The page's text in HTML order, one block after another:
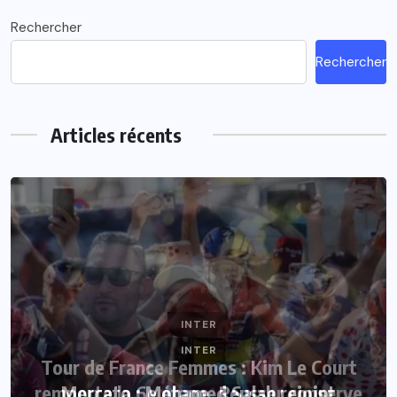
Rechercher
Rechercher
Articles récents
INTER
Tour de France Femmes : Kim Le Court
INTER